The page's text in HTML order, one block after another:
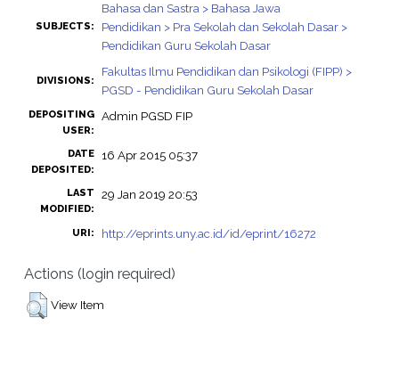
SUBJECTS:
Bahasa dan Sastra > Bahasa Jawa
Pendidikan > Pra Sekolah dan Sekolah Dasar >
Pendidikan Guru Sekolah Dasar
DIVISIONS:
Fakultas Ilmu Pendidikan dan Psikologi (FIPP) >
PGSD - Pendidikan Guru Sekolah Dasar
DEPOSITING
USER:
Admin PGSD FIP
DATE
DEPOSITED:
16 Apr 2015 05:37
LAST
MODIFIED:
29 Jan 2019 20:53
URI: http://eprints.uny.ac.id/id/eprint/16272
Actions (login required)
View Item